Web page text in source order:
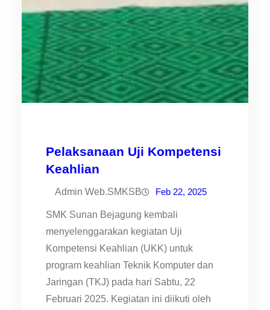
Pelaksanaan Uji Kompetensi
Keahlian
Admin Web.SMKSB Feb 22, 2025
SMK Sunan Bejagung kembali
menyelenggarakan kegiatan Uji
Kompetensi Keahlian (UKK) untuk
program keahlian Teknik Komputer dan
Jaringan (TKJ) pada hari Sabtu, 22
Februari 2025. Kegiatan ini diikuti oleh